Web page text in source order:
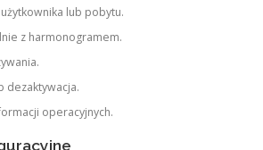
lub pobytu.
z harmonogramem.
dezaktywacja.
operacyjnych.